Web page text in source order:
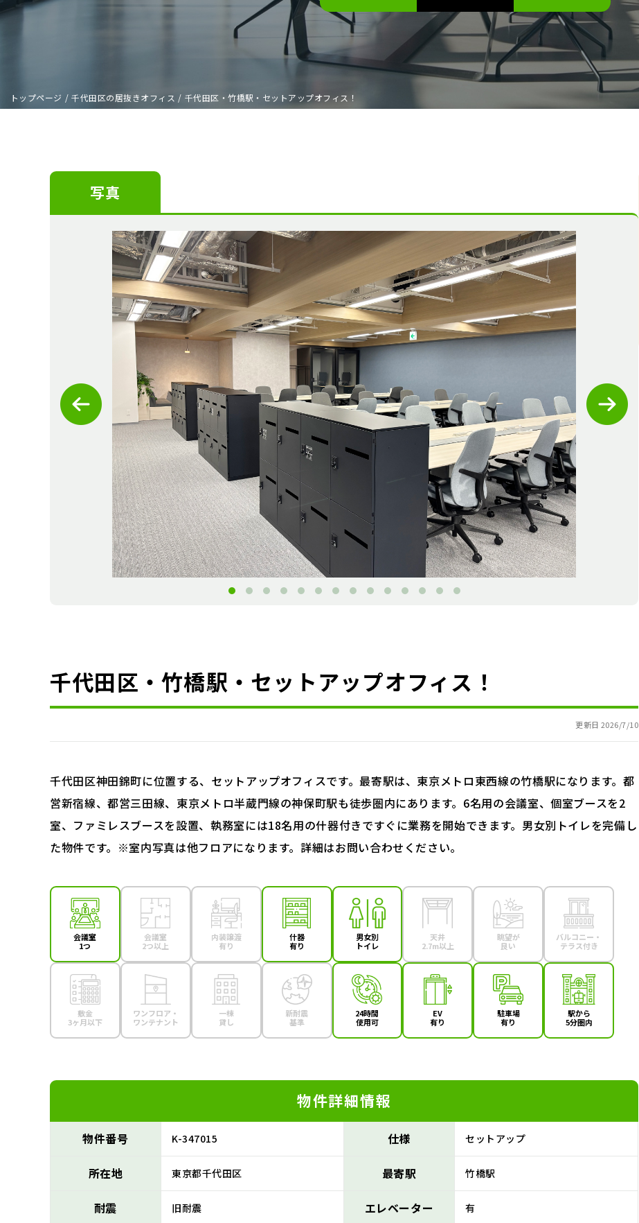
トップページ / 千代田区の居抜きオフィス / 千代田区・竹橋駅・セットアップオフィス！
写真
千代田区・竹橋駅・セットアップオフィス！
更新日 2026/7/10
千代田区神田錦町に位置する、セットアップオフィスです。最寄駅は、東京メトロ東西線の竹橋駅になります。都
営新宿線、都営三田線、東京メトロ半蔵門線の神保町駅も徒歩圏内にあります。6名用の会議室、個室ブースを2
室、ファミレスブースを設置、執務室には18名用の什器付きですぐに業務を開始できます。男女別トイレを完備し
た物件です。※室内写真は他フロアになります。詳細はお問い合わせください。
会議室
1つ
会議室
2つ以上
内装譲渡
有り
什器
有り
男女別
トイレ
天井
2.7m以上
眺望が
良い
バルコニー・
テラス付き
敷金
3ヶ月以下
ワンフロア・
ワンテナント
一棟
貸し
新耐震
基準
24時間
使用可
EV
有り
駐車場
有り
駅から
5分圏内
物件詳細情報
物件番号 K-347015 仕様 セットアップ
所在地 東京都千代田区 最寄駅 竹橋駅
耐震 旧耐震 エレベーター 有